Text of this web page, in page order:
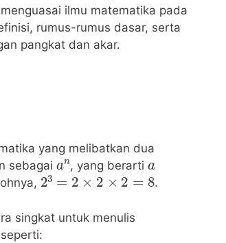
ilmu matematika pada
rumus-rumus dasar, serta
pangkat dan akar.
yang melibatkan dua
sebagai
an
, yang berarti
a
23= 2×2× 2=8
.
singkat untuk menulis